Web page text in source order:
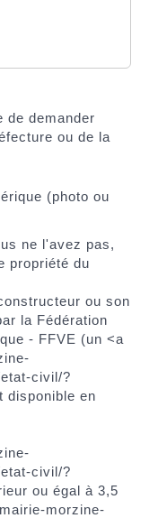
de demander
ou de la
(photo ou
ne l'avez pas,
propriété du
ou son
la Fédération
- FFVE (un <a
civil/?
disponible en
civil/?
ou égal à 3,5
morzine-